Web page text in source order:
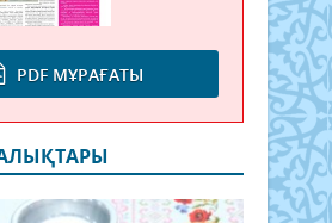
PDF МҰРАҒАТЫ